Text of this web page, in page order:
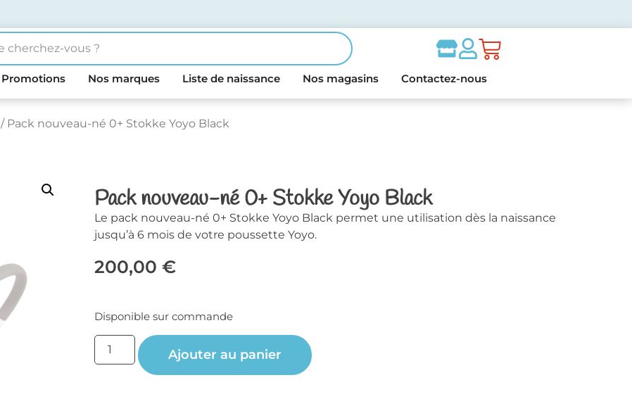
Promotions Nos marques Liste de naissance Nos magasins Contactez-nous
/ Pack nouveau-né 0+ Stokke Yoyo Black
Pack nouveau-né 0+ Stokke Yoyo Black
Le pack nouveau-né 0+ Stokke Yoyo Black permet une utilisation dès la naissance
jusqu’à 6 mois de votre poussette Yoyo.
200,00€
Disponible sur commande
Ajouter au panier